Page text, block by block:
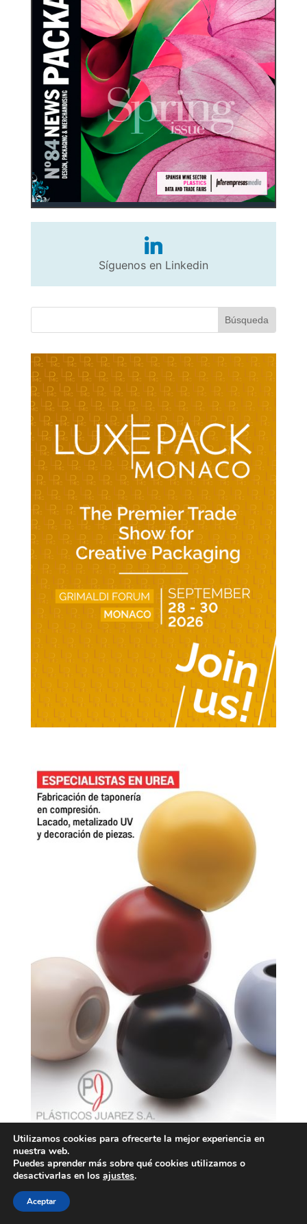
Síguenos en Linkedin
Utilizamos cookies para ofrecerte la mejor experiencia en
nuestra web.
Puedes aprender más sobre qué cookies utilizamos o
desactivarlas en los ajustes.
Aceptar